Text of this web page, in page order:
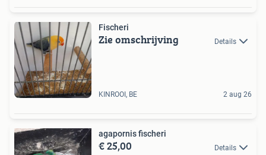
Fischeri
Zie omschrijving Details
KINROOI, BE 2 aug 26
agapornis fischeri
€ 25,00 Details